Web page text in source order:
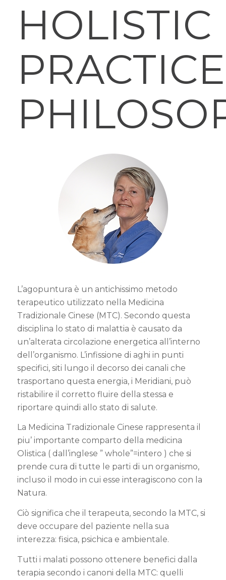
HOLISTIC
PRACTICE
L’agopuntura è un antichissimo metodo
terapeutico utilizzato nella Medicina
Tradizionale Cinese (MTC). Secondo questa
disciplina lo stato di malattia è causato da
un’alterata circolazione energetica all’interno
dell’organismo. L’infissione di aghi in punti
specifici, siti lungo il decorso dei canali che
trasportano questa energia, i Meridiani, può
ristabilire il corretto fluire della stessa e
riportare quindi allo stato di salute.
La Medicina Tradizionale Cinese rappresenta il
piu’ importante comparto della medicina
Olistica ( dall’inglese ” whole”=intero ) che si
prende cura di tutte le parti di un organismo,
incluso il modo in cui esse interagiscono con la
Natura.
Ciò significa che il terapeuta, secondo la MTC, si
deve occupare del paziente nella sua
interezza: fisica, psichica e ambientale.
Tutti i malati possono ottenere benefici dalla
terapia secondo i canoni della MTC: quelli